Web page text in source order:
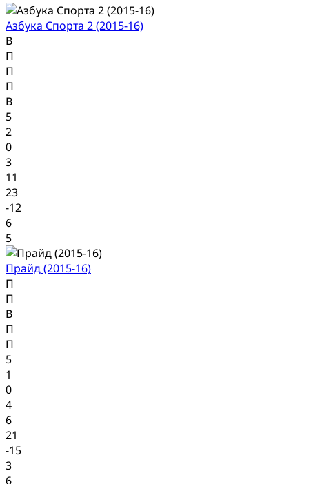
Азбука Спорта 2 (2015-16)
В
П
П
П
В
5
2
0
3
11
23
-12
6
5
Прайд (2015-16)
П
П
В
П
П
5
1
0
4
6
21
-15
3
6